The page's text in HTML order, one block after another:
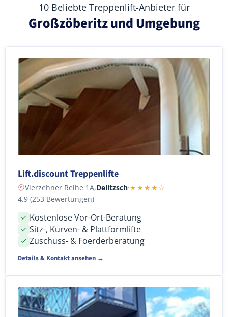
10 Beliebte Treppenlift-Anbieter für
Großzöberitz und Umgebung
Lift.discount Treppenlifte
Vierzehner Reihe 1A,Delitzsch·★★★★☆
4,9 (253 Bewertungen)
Kostenlose Vor-Ort-Beratung
Sitz-, Kurven- & Plattformlifte
Zuschuss- & Foerderberatung
Details & Kontakt ansehen →